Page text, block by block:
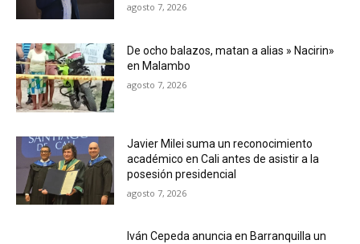
agosto 7, 2026
De ocho balazos, matan a alias » Nacirin»
en Malambo
agosto 7, 2026
Javier Milei suma un reconocimiento
académico en Cali antes de asistir a la
posesión presidencial
agosto 7, 2026
Iván Cepeda anuncia en Barranquilla un